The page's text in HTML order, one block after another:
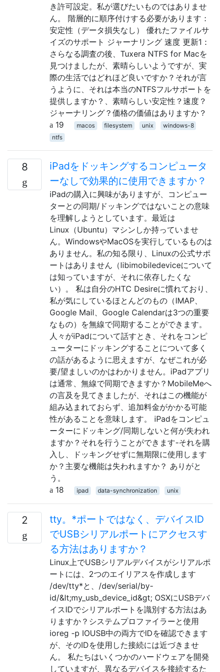
き許可設定。私が選びたいものではありませ
ん。 階層的に順序付けする必要があります：
安定性（データ損失なし） 優れたファイルサ
イズのサポート ジャーナリング 速度 更新1：
さらなる調査の後、Tuxera NTFS for Macを
見つけましたが、素晴らしいようですが、実
際の生活ではどれほど良いですか？それが言
うように、それは本当のNTFSフルサポートを
提供しますか？、素晴らしい安定性？速度？
ジャーナリング？価格の価値はありますか？
19
macos filesystem unix
windows-8
ntfs
8
iPadをドッキングするコンピュータ
ーなしで効果的に使用できますか？
iPadの購入に興味がありますが、コンピュー
ターとの同期/ドッキングではないことの意味
を理解しようとしています。最近は
Linux（Ubuntu）マシンしか持っていませ
ん。WindowsやMacOSを実行しているものは
ありません。私の知る限り、Linuxの公式サポ
ートはありません（libimobiledeviceについて
は知っていますが、それに依存したくな
い）。 私は自分のHTC Desireに慣れており、
私が気にしているほとんどのもの（IMAP、
Google Mail、Google Calendarは3つの重要
なもの）を無線で同期することができます。
人々がiPadについて話すとき、それをコンピ
ューターにドッキングすることについて多く
の話があるように思えますが、なぜこれが必
要/望ましいのかはわかりません。iPadアプリ
は通常、無線で同期できますか？MobileMeへ
の言及を見てきましたが、それはこの機能が
組み込まれておらず、追加料金がかかる可能
性があることを意味します。 iPadをコンピュ
ーターにドッキング/同期しないと何が失われ
ますか？それを行うことができます-それを購
入し、ドッキングせずに無期限に使用します
か？主要な機能は失われますか？ ありがと
う。
18
ipad data-synchronization unix
2
tty。*ポートではなく、デバイスID
でUSBシリアルポートにアクセスす
る方法はありますか？
Linux上でUSBシリアルデバイスがシリアルポ
ートには、2つのエイリアスを作成します
/dev/tty*と、/dev/serial/by-
id/&lt;my_usb_device_id&gt; OSXにUSBデバ
イスIDでシリアルポートを識別する方法はあ
りますか？システムプロファイラーと使用
ioreg -p IOUSB中の両方でIDを確認できます
が、そのIDを使用した接続には近づきませ
ん。 私たちはいくつかのハードウェアを開発
していますが、異なるデバイスを接続するた